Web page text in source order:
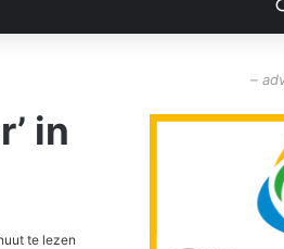
in
te lezen
–